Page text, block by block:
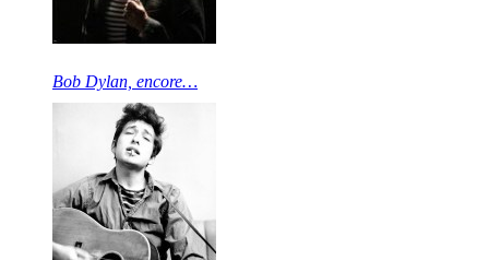
Bob Dylan, encore…